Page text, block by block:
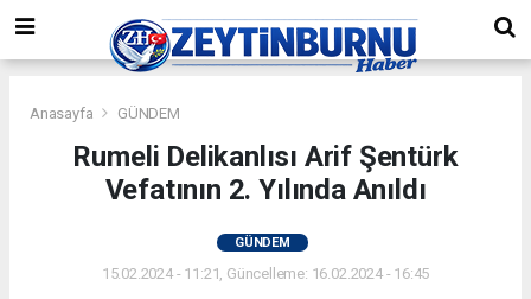
Anasayfa GÜNDEM
Rumeli Delikanlısı Arif Şentürk
Vefatının 2. Yılında Anıldı
GÜNDEM
15.02.2024 - 11:21, Güncelleme: 16.02.2024 - 16:45